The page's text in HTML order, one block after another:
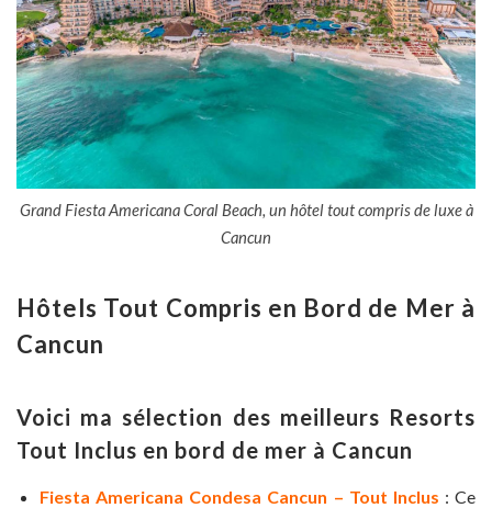
Grand Fiesta Americana Coral Beach, un hôtel tout compris de luxe à
Cancun
Hôtels Tout Compris en Bord de Mer à
Cancun
Voici ma sélection des meilleurs Resorts
Tout Inclus en bord de mer à Cancun
Fiesta Americana Condesa Cancun – Tout Inclus : Ce